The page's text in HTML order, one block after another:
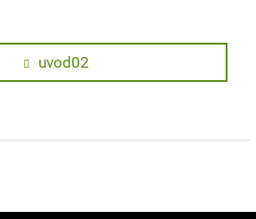
Previous
post:
uvod02